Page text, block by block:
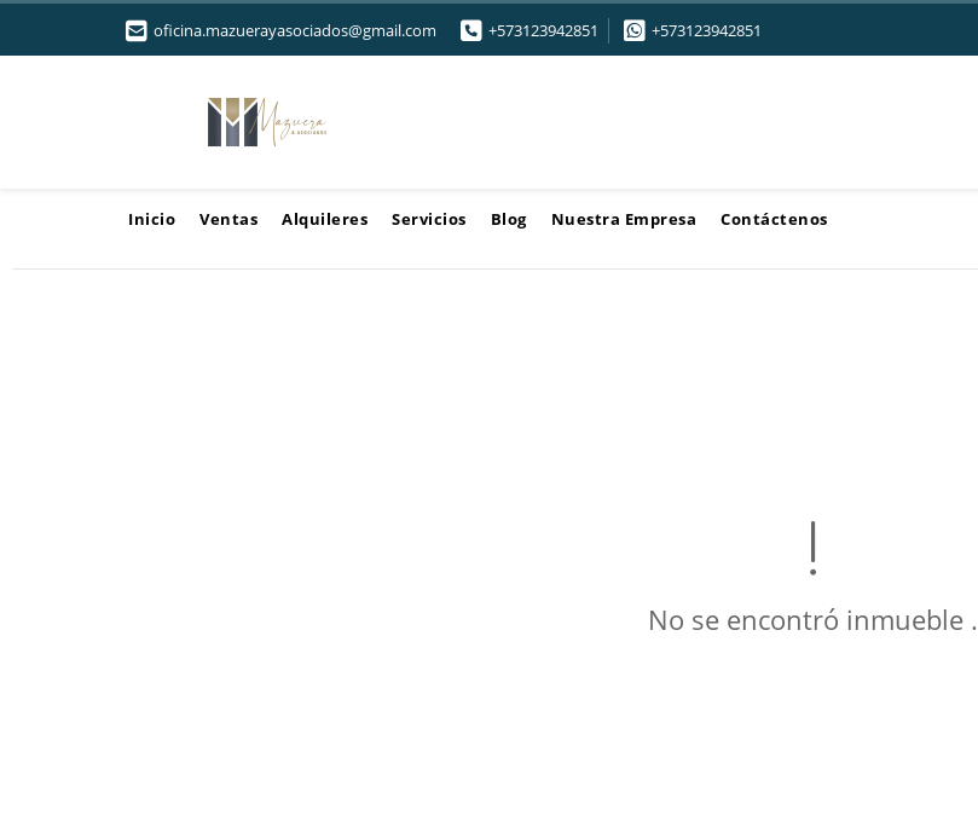
oficina.mazuerayasociados@gmail.com +573123942851 +573123942851
Inicio Ventas Alquileres Servicios Blog Nuestra Empresa Contáctenos
No se encontró inmueble .